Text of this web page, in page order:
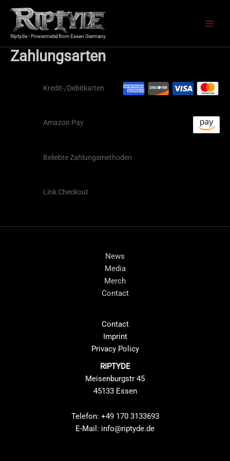
Zum
Inhalt
springen
Riptyde - Powermetal from Essen Germany
Menu
Zahlungsarten
Kredit-/Debitkarten
Amazon Pay
Beliebte Zahlungsmethoden
Link Checkout
News
Media
Merch
Contact
Contact
Imprint
Privacy Policy
RIPTYDE
Meisenburgstr 45
45133 Essen
Telefon: +49 170 3133693
E-Mail: info@riptyde.de